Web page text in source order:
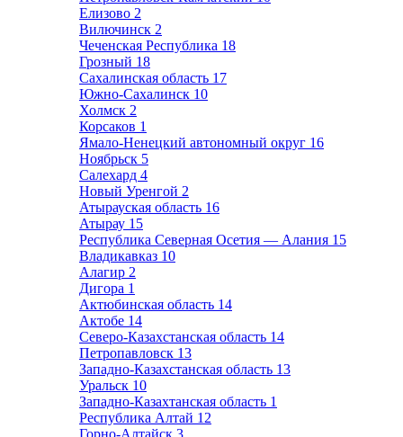
Елизово 2
Вилючинск 2
Чеченская Республика 18
Грозный 18
Сахалинская область 17
Южно-Сахалинск 10
Холмск 2
Корсаков 1
Ямало-Ненецкий автономный округ 16
Ноябрьск 5
Салехард 4
Новый Уренгой 2
Атырауская область 16
Атырау 15
Республика Северная Осетия — Алания 15
Владикавказ 10
Алагир 2
Дигора 1
Актюбинская область 14
Актобе 14
Северо-Казахстанская область 14
Петропавловск 13
Западно-Казахстанская область 13
Уральск 10
Западно-Казахтанская область 1
Республика Алтай 12
Горно-Алтайск 3